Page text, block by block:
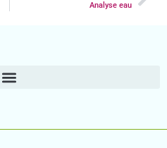
Analyse eau